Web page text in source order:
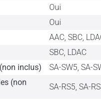
Oui
Oui
AAC, SBC,
SBC, LDAC
inclus)
SA-SW5, SA-
(non
SA-RS5, SA-